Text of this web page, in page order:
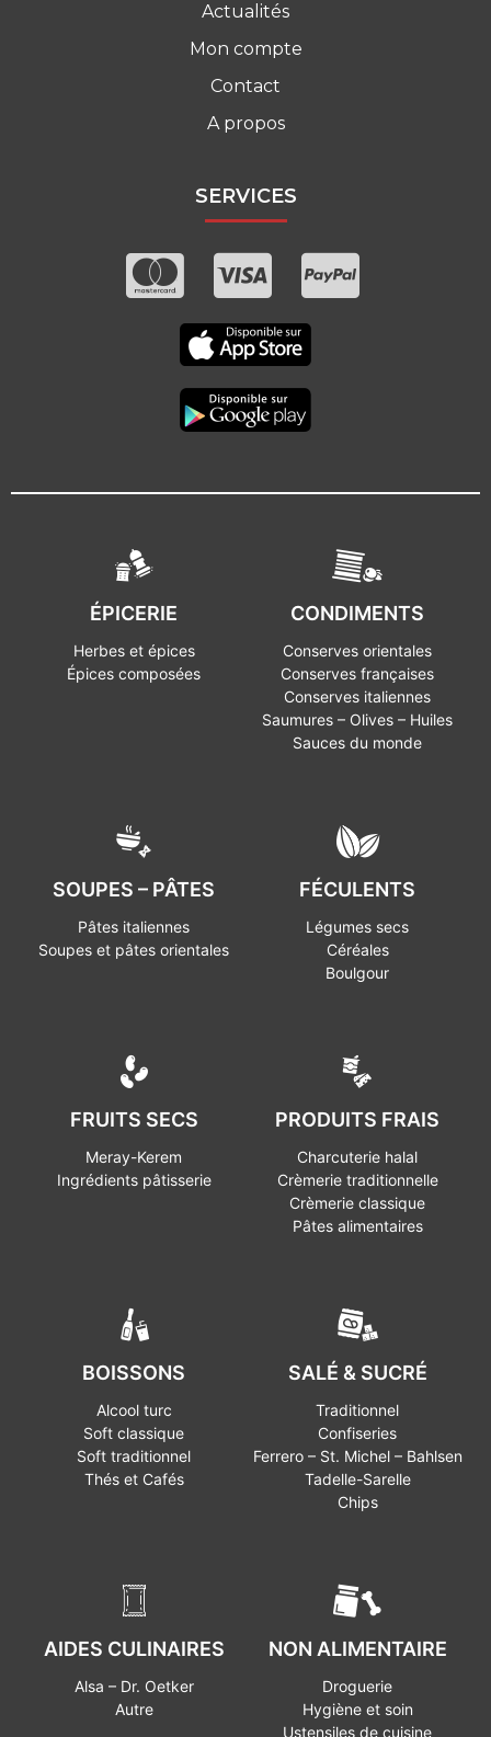
Actualités
Mon compte
Contact
A propos
SERVICES
ÉPICERIE
Herbes et épices
Épices composées
CONDIMENTS
Conserves orientales
Conserves françaises
Conserves italiennes
Saumures – Olives – Huiles
Sauces du monde
SOUPES – PÂTES
Pâtes italiennes
Soupes et pâtes orientales
FÉCULENTS
Légumes secs
Céréales
Boulgour
FRUITS SECS
Meray-Kerem
Ingrédients pâtisserie
PRODUITS FRAIS
Charcuterie halal
Crèmerie traditionnelle
Crèmerie classique
Pâtes alimentaires
BOISSONS
Alcool turc
Soft classique
Soft traditionnel
Thés et Cafés
SALÉ & SUCRÉ
Traditionnel
Confiseries
Ferrero – St. Michel – Bahlsen
Tadelle-Sarelle
Chips
AIDES CULINAIRES
Alsa – Dr. Oetker
Autre
NON ALIMENTAIRE
Droguerie
Hygiène et soin
Ustensiles de cuisine